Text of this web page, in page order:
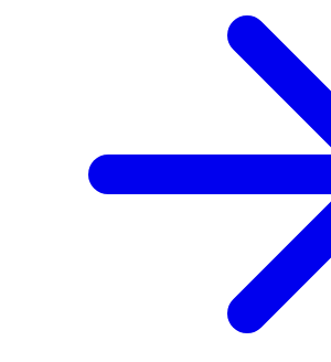
Connectez-vous pour ne plus voir de sponsors